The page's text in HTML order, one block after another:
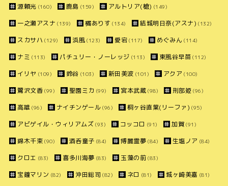
源頼光 (160) 鹿島 (159) アルトリア(槍) (149)
一之瀬アスナ (139) 橘ありす (134) 結城明日奈(アスナ) (132)
スカサハ (129) 浜風 (123) 愛宕 (117) めぐみん (114)
ナミ (113) パチュリー・ノーレッジ (113) 東風谷早苗 (112)
イリヤ (109) 鈴谷 (103) 新田美波 (101) アクア (100)
鷺沢文香 (99) 聖園ミカ (99) 宮本武蔵 (98) 刑部姫 (96)
高雄 (96) ナイチンゲール (96) 桐ヶ谷直葉(リーファ) (95)
アビゲイル・ウィリアムズ (93) コッコロ (91) 加賀 (91)
錦木千束 (90) 酒呑童子 (84) 博麗霊夢 (84) 生塩ノア (84)
クロエ (83) 喜多川海夢 (83) 玉藻の前 (83)
宝鐘マリン (82) 沖田総司 (82) ネロ (81) 城ヶ崎美嘉 (81)